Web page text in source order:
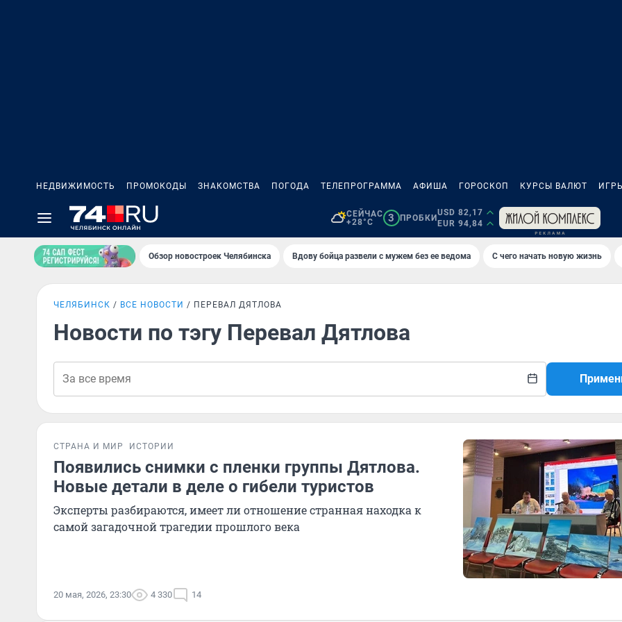
НЕДВИЖИМОСТЬ ПРОМОКОДЫ ЗНАКОМСТВА ПОГОДА ТЕЛЕПРОГРАММА АФИША ГОРОСКОП КУРСЫ ВАЛЮТ
СЕЙЧАС
+28°C
3 ПРОБКИ
USD 82,17
EUR 94,84
Обзор новостроек Челябинска Вдову бойца развели с мужем без ее ведома С чего начать новую жизнь
ЧЕЛЯБИНСК ВСЕ НОВОСТИ ПЕРЕВАЛ ДЯТЛОВА
Новости по тэгу Перевал Дятлова
СТРАНА И МИР ИСТОРИИ
Появились снимки с пленки группы Дятлова.
Новые детали в деле о гибели туристов
Эксперты разбираются, имеет ли отношение странная находка к
самой загадочной трагедии прошлого века
20 мая, 2026, 23:30 4 330 14